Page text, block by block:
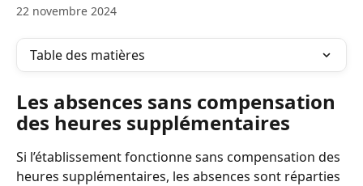
22 novembre 2024
Table des matières
Les absences sans compensation
des heures supplémentaires
Si l’établissement fonctionne sans compensation des
heures supplémentaires, les absences sont réparties